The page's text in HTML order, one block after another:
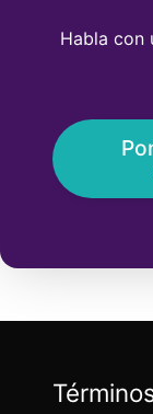
Habla con